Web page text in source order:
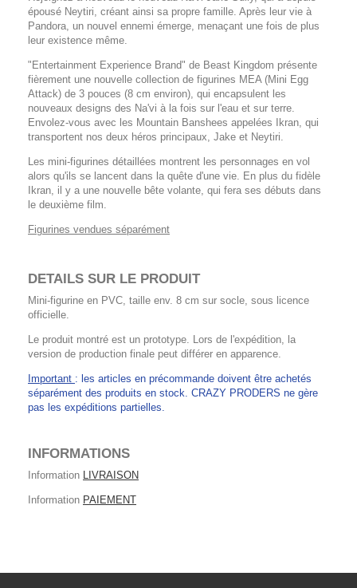
épousé Neytiri, créant ainsi sa propre famille. Après leur vie à
Pandora, un nouvel ennemi émerge, menaçant une fois de plus
leur existence même.
"Entertainment Experience Brand" de Beast Kingdom présente
fièrement une nouvelle collection de figurines MEA (Mini Egg
Attack) de 3 pouces (8 cm environ), qui encapsulent les
nouveaux designs des Na'vi à la fois sur l'eau et sur terre.
Envolez-vous avec les Mountain Banshees appelées Ikran, qui
transportent nos deux héros principaux, Jake et Neytiri.
Les mini-figurines détaillées montrent les personnages en vol
alors qu'ils se lancent dans la quête d'une vie. En plus du fidèle
Ikran, il y a une nouvelle bête volante, qui fera ses débuts dans
le deuxième film.
Figurines vendues séparément
DETAILS SUR LE PRODUIT
Mini-figurine en PVC, taille env. 8 cm sur socle, sous licence
officielle.
Le produit montré est un prototype. Lors de l'expédition, la
version de production finale peut différer en apparence.
Important : les articles en précommande doivent être achetés
séparément des produits en stock. CRAZY PRODERS ne gère
pas les expéditions partielles.
INFORMATIONS
Information LIVRAISON
Information PAIEMENT